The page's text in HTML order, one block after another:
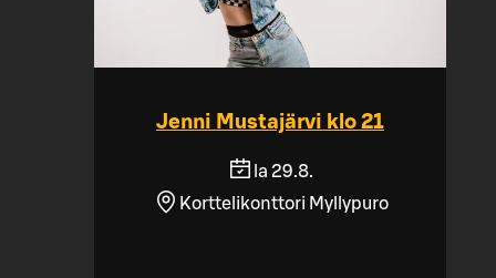
Jenni Mustajärvi klo 21
la 29.8.
Korttelikonttori Myllypuro